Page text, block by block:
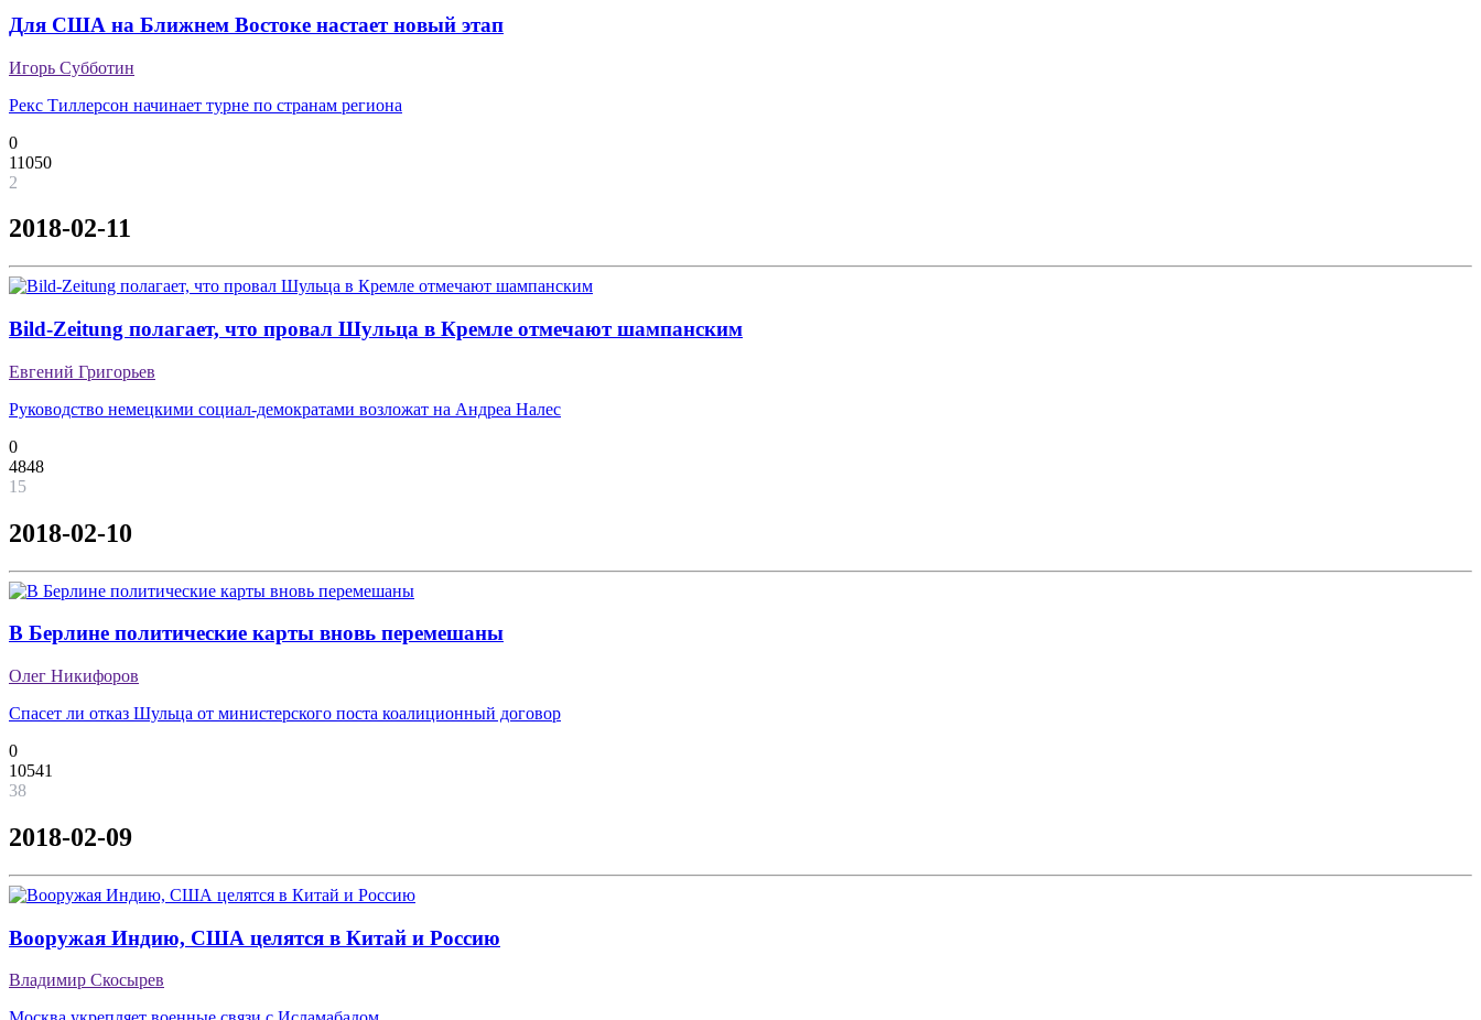
Для США на Ближнем Востоке настает новый этап
Игорь Субботин
Рекс Тиллерсон начинает турне по странам региона
0
11050
2
2018-02-11
Bild-Zeitung полагает, что провал Шульца в Кремле отмечают шампанским
Евгений Григорьев
Руководство немецкими социал-демократами возложат на Андреа Налес
0
4848
15
2018-02-10
В Берлине политические карты вновь перемешаны
Олег Никифоров
Спасет ли отказ Шульца от министерского поста коалиционный договор
0
10541
38
2018-02-09
Вооружая Индию, США целятся в Китай и Россию
Владимир Скосырев